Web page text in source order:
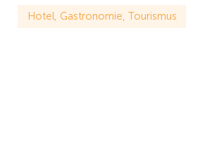
Hotel, Gastronomie, Tourismus